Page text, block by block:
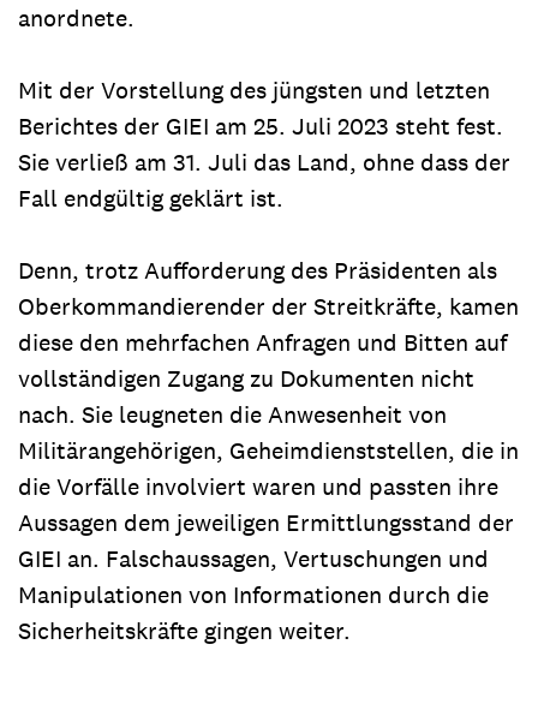
anordnete.
Mit der Vorstellung des jüngsten und letzten
Berichtes der GIEI am 25. Juli 2023 steht fest.
Sie verließ am 31. Juli das Land, ohne dass der
Fall endgültig geklärt ist.
Denn, trotz Aufforderung des Präsidenten als
Oberkommandierender der Streitkräfte, kamen
diese den mehrfachen Anfragen und Bitten auf
vollständigen Zugang zu Dokumenten nicht
nach. Sie leugneten die Anwesenheit von
Militärangehörigen, Geheimdienststellen, die in
die Vorfälle involviert waren und passten ihre
Aussagen dem jeweiligen Ermittlungsstand der
GIEI an. Falschaussagen, Vertuschungen und
Manipulationen von Informationen durch die
Sicherheitskräfte gingen weiter.